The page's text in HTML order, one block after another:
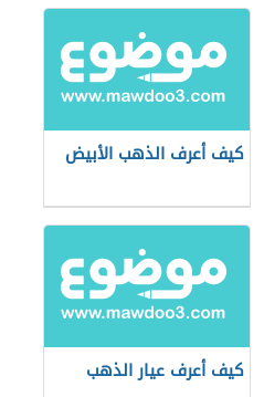
كيف أعرف الذهب الأبيض
كيف أعرف عيار الذهب